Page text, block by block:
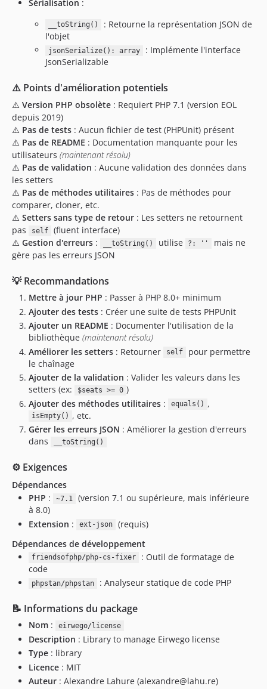
Sérialisation :
__toString()
: Retourne la représentation JSON de
l'objet
jsonSerialize(): array
: Implémente l'interface
JsonSerializable
⚠️ Points d'amélioration potentiels
⚠️ Version PHP obsolète : Requiert PHP 7.1 (version EOL
depuis 2019)
⚠️ Pas de tests : Aucun fichier de test (PHPUnit) présent
⚠️ Pas de README : Documentation manquante pour les
utilisateurs (maintenant résolu)
⚠️ Pas de validation : Aucune validation des données dans
les setters
⚠️ Pas de méthodes utilitaires : Pas de méthodes pour
comparer, cloner, etc.
⚠️ Setters sans type de retour : Les setters ne retournent
pas
self
(fluent interface)
⚠️ Gestion d'erreurs : __toString() utilise ?: ''
mais ne
gère pas les erreurs JSON
💡 Recommandations
Mettre à jour PHP : Passer à PHP 8.0+ minimum
Ajouter des tests : Créer une suite de tests PHPUnit
Ajouter un README : Documenter l'utilisation de la
bibliothèque (maintenant résolu)
Améliorer les setters : Retourner self
pour permettre
le chaînage
Ajouter de la validation : Valider les valeurs dans les
setters (ex:
$seats >= 0 )
Ajouter des méthodes utilitaires : equals() ,
isEmpty() , etc.
Gérer les erreurs JSON : Améliorer la gestion d'erreurs
dans
__toString()
⚙️ Exigences
Dépendances
PHP : ~7.1
(version 7.1 ou supérieure, mais inférieure
à 8.0)
Extension : ext-json
(requis)
Dépendances de développement
friendsofphp/php-cs-fixer
: Outil de formatage de
code
phpstan/phpstan : Analyseur statique de code PHP
📝 Informations du package
Nom : eirwego/license
Description : Library to manage Eirwego license
Type : library
Licence : MIT
Auteur : Alexandre Lahure (alexandre@lahu.re)